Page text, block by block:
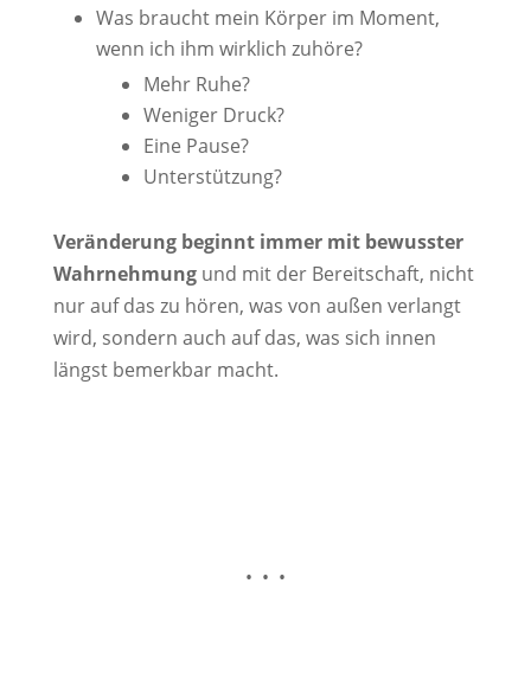
Was braucht mein Körper im Moment,
wenn ich ihm wirklich zuhöre?
Mehr Ruhe?
Weniger Druck?
Eine Pause?
Unterstützung?
Veränderung beginnt immer mit bewusster
Wahrnehmungund mit der Bereitschaft, nicht
nur auf das zu hören, was von außen verlangt
wird, sondern auch auf das, was sich innen
längst bemerkbar macht.
• • •